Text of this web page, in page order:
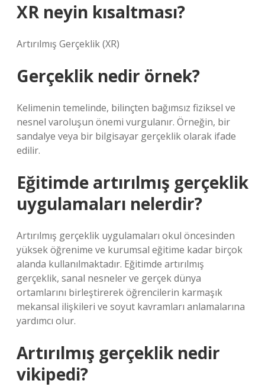
XR neyin kısaltması?
Artırılmış Gerçeklik (XR)
Gerçeklik nedir örnek?
Kelimenin temelinde, bilinçten bağımsız fiziksel ve
nesnel varoluşun önemi vurgulanır. Örneğin, bir
sandalye veya bir bilgisayar gerçeklik olarak ifade
edilir.
Eğitimde artırılmış gerçeklik
uygulamaları nelerdir?
Artırılmış gerçeklik uygulamaları okul öncesinden
yüksek öğrenime ve kurumsal eğitime kadar birçok
alanda kullanılmaktadır. Eğitimde artırılmış
gerçeklik, sanal nesneler ve gerçek dünya
ortamlarını birleştirerek öğrencilerin karmaşık
mekansal ilişkileri ve soyut kavramları anlamalarına
yardımcı olur.
Artırılmış gerçeklik nedir
vikipedi?